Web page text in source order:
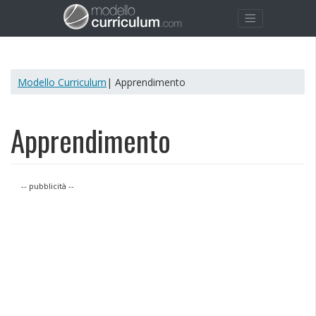
Modello Curriculum | Apprendimento
Apprendimento
-- pubblicità --